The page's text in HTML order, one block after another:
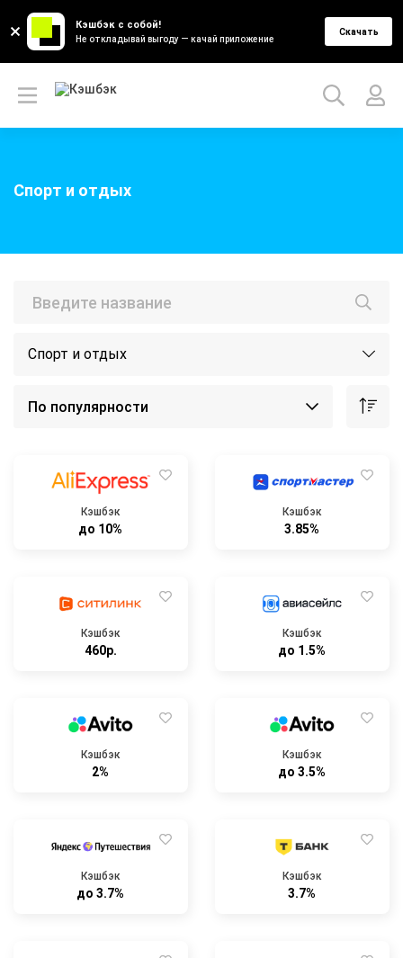
Кэшбэк с собой!
Не откладывай выгоду — качай приложение
Скачать
Спорт и отдых
Спорт и отдых
Кэшбэк
до 10%
Кэшбэк
3.85%
Кэшбэк
460р.
Кэшбэк
до 1.5%
Кэшбэк
2%
Кэшбэк
до 3.5%
Кэшбэк
до 3.7%
Кэшбэк
3.7%